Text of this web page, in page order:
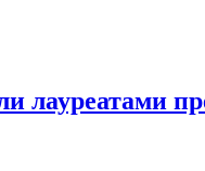
лауреатами